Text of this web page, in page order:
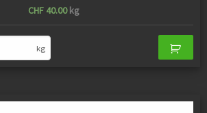
CHF40.00 kg
kg